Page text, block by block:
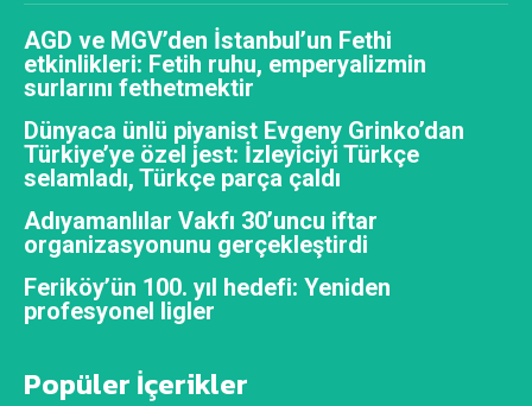
AGD ve MGV’den İstanbul’un Fethi
etkinlikleri: Fetih ruhu, emperyalizmin
surlarını fethetmektir
Dünyaca ünlü piyanist Evgeny Grinko’dan
Türkiye’ye özel jest: İzleyiciyi Türkçe
selamladı, Türkçe parça çaldı
Adıyamanlılar Vakfı 30’uncu iftar
organizasyonunu gerçekleştirdi
Feriköy’ün 100. yıl hedefi: Yeniden
profesyonel ligler
Popüler İçerikler